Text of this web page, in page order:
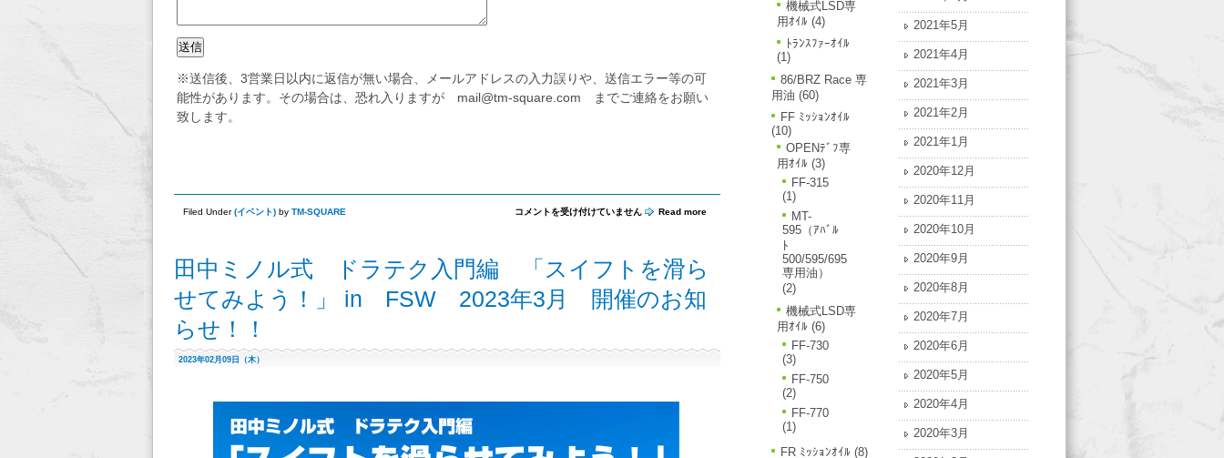
※送信後、3営業日以内に返信が無い場合、メールアドレスの入力誤りや、送信エラー等の可
能性があります。その場合は、恐れ入りますが mail@tm-square.com までご連絡をお願い
致します。
Filed Under(イベント) by TM-SQUARE
田
ド
ラ
テ
門
フ
ら
コメントを受け付けていません Read more
田中ミノル式 ドラテク入門編 「スイフトを滑ら
せてみよう！」 in FSW 2023年3月 開催のお知
らせ！！
2023年02月09日（木）
機械式LSD専
用ｵｲﾙ (4)
ﾄﾗﾝｽﾌｧｰｵｲﾙ
(1)
86/BRZ Race 専
用油 (60)
FF ﾐｯｼｮﾝｵｲﾙ
(10)
OPENﾃﾞﾌ専
用ｵｲﾙ (3)
FF-315
(1)
MT-
595（ｱﾊﾞﾙ
ﾄ
500/595/695
専用油）
(2)
機械式LSD専
用ｵｲﾙ (6)
FF-730
(3)
FF-750
(2)
FF-770
(1)
FR ﾐｯｼｮﾝｵｲﾙ (8)
2021年5月
2021年4月
2021年3月
2021年2月
2021年1月
2020年12月
2020年11月
2020年10月
2020年9月
2020年8月
2020年7月
2020年6月
2020年5月
2020年4月
2020年3月